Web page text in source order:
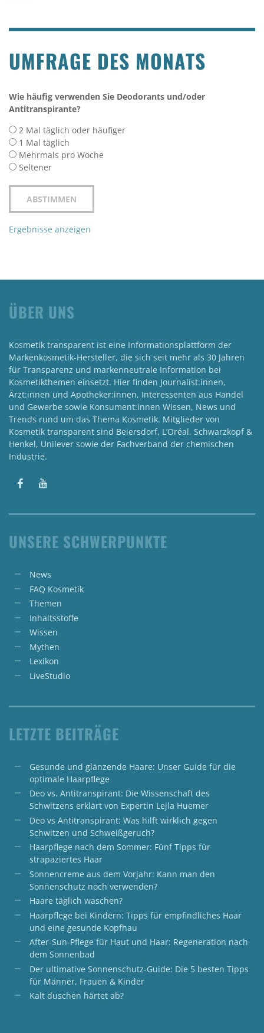
UMFRAGE DES MONATS
Wie häufig verwenden Sie Deodorants und/oder
Antitranspirante?
2 Mal täglich oder häufiger
1 Mal täglich
Mehrmals pro Woche
Seltener
Ergebnisse anzeigen
ÜBER UNS
Kosmetik transparent ist eine Informationsplattform der
Markenkosmetik-Hersteller, die sich seit mehr als 30 Jahren
für Transparenz und markenneutrale Information bei
Kosmetikthemen einsetzt. Hier finden Journalist:innen,
Ärzt:innen und Apotheker:innen, Interessenten aus Handel
und Gewerbe sowie Konsument:innen Wissen, News und
Trends rund um das Thema Kosmetik. Mitglieder von
Kosmetik transparent sind Beiersdorf, L’Oréal, Schwarzkopf &
Henkel, Unilever sowie der Fachverband der chemischen
Industrie.
UNSERE SCHWERPUNKTE
News
FAQ Kosmetik
Themen
Inhaltsstoffe
Wissen
Mythen
Lexikon
LiveStudio
LETZTE BEITRÄGE
Gesunde und glänzende Haare: Unser Guide für die
optimale Haarpflege
Deo vs. Antitranspirant: Die Wissenschaft des
Schwitzens erklärt von Expertin Lejla Huemer
Deo vs Antitranspirant: Was hilft wirklich gegen
Schwitzen und Schweißgeruch?
Haarpflege nach dem Sommer: Fünf Tipps für
strapaziertes Haar
Sonnencreme aus dem Vorjahr: Kann man den
Sonnenschutz noch verwenden?
Haare täglich waschen?
Haarpflege bei Kindern: Tipps für empfindliches Haar
und eine gesunde Kopfhau
After-Sun-Pflege für Haut und Haar: Regeneration nach
dem Sonnenbad
Der ultimative Sonnenschutz-Guide: Die 5 besten Tipps
für Männer, Frauen & Kinder
Kalt duschen härtet ab?